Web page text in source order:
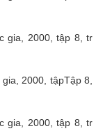
gia, 2000, tập 8, tr
2000, tậpTập 8,
gia, 2000, tập 8, tr